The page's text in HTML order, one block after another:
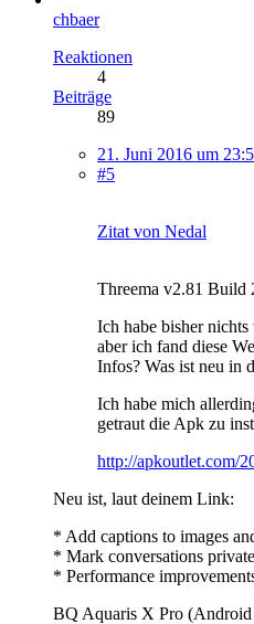
chbaer
Reaktionen
4
Beiträge
89
21. Juni 2016 um
#5
Zitat von Nedal
Threema v2.81 Build
Ich habe bisher
aber ich fand diese
Infos? Was ist neu in
Ich habe mich
getraut die Apk zu
http://apkoutlet.com/
Neu ist, laut deinem Link:
* Add captions to images
* Mark conversations
* Performance
BQ Aquaris X Pro